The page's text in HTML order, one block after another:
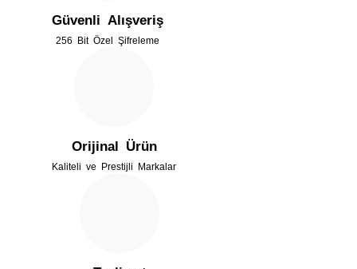
Ürün bilgilerinde hatalar bulunuyor.
Ürün fiyatı diğer sitelerden daha pahalı.
Güvenli Alışveriş
256 Bit Özel Şifreleme
Orijinal Ürün
Kaliteli ve Prestijli Markalar